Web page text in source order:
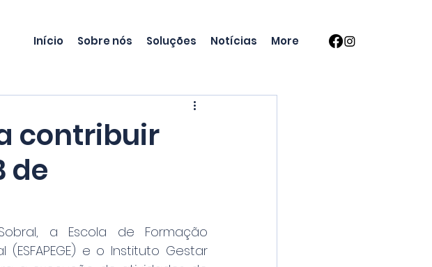
Início Sobre nós Soluções Notícias More
contribuir
de
a Escola de Formação
e o Instituto Gestar